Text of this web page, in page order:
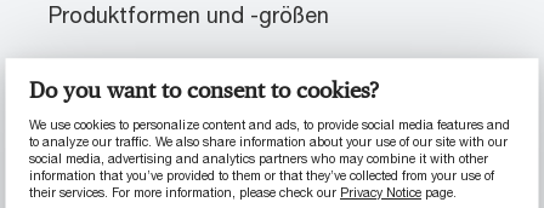
Do you want to consent to cookies?
We use cookies to personalize content and ads, to provide social media features and
to analyze our traffic. We also share information about your use of our site with our
social media, advertising and analytics partners who may combine it with other
information that you’ve provided to them or that they’ve collected from your use of
their services. For more information, please check our Privacy Notice page.
Produktformen und -größen
PRODUKTINFORMATIONEN
Materialeigenschaften